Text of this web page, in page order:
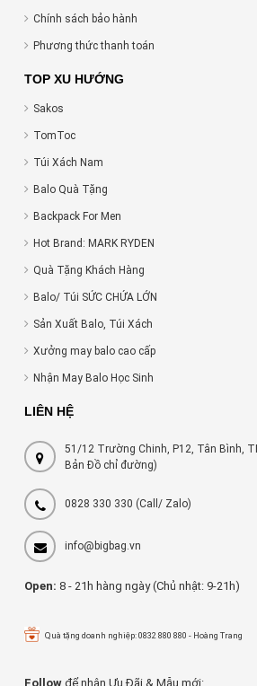
Chính sách bảo hành
Phương thức thanh toán
TOP XU HƯỚNG
Sakos
TomToc
Túi Xách Nam
Balo Quà Tặng
Backpack For Men
Hot Brand: MARK RYDEN
Quà Tặng Khách Hàng
Balo/ Túi SỨC CHỨA LỚN
Sản Xuất Balo, Túi Xách
Xưởng may balo cao cấp
Nhận May Balo Học Sinh
LIÊN HỆ
51/12 Trường Chinh, P12, Tân Bình,
Bản Đồ chỉ đường)
0828 330 330 (Call/ Zalo)
info@bigbag.vn
Open: 8 - 21h hàng ngày (Chủ nhật: 9-21h)
Quà tặng doanh nghiệp: 0832 880 880 - Hoàng Trang
Follow để nhận Ưu Đãi & Mẫu mới: